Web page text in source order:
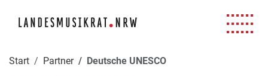
Start Partner Deutsche UNESCO